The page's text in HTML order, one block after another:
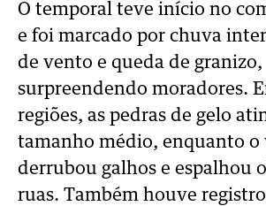
O temporal teve início no
e foi marcado por chuva
de vento e queda de granizo,
surpreendendo moradores.
regiões, as pedras de gelo
tamanho médio, enquanto o
derrubou galhos e espalhou
ruas. Também houve